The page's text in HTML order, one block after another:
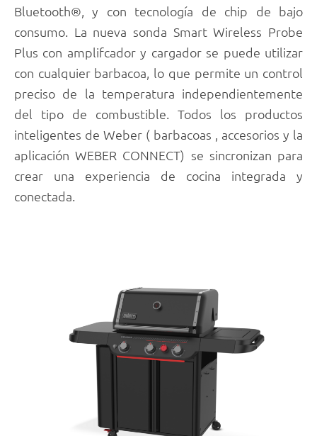
Bluetooth®, y con tecnología de chip de bajo
consumo. La nueva sonda Smart Wireless Probe
Plus con amplifcador y cargador se puede utilizar
con cualquier barbacoa, lo que permite un control
preciso de la temperatura independientemente
del tipo de combustible. Todos los productos
inteligentes de Weber ( barbacoas , accesorios y la
aplicación WEBER CONNECT) se sincronizan para
crear una experiencia de cocina integrada y
conectada.